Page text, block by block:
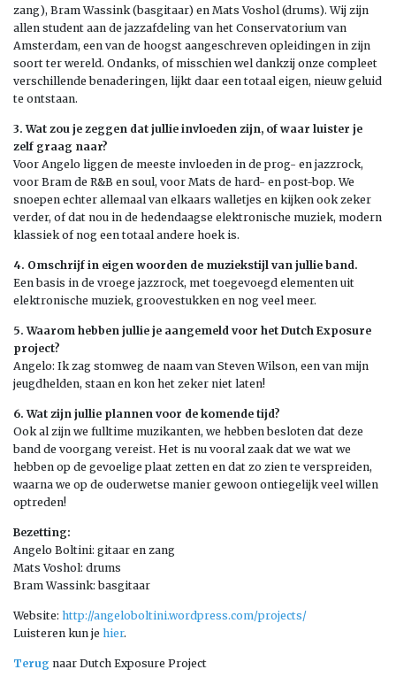
zang), Bram Wassink (basgitaar) en Mats Voshol (drums). Wij zijn
allen student aan de jazzafdeling van het Conservatorium van
Amsterdam, een van de hoogst aangeschreven opleidingen in zijn
soort ter wereld. Ondanks, of misschien wel dankzij onze compleet
verschillende benaderingen, lijkt daar een totaal eigen, nieuw geluid
te ontstaan.
3. Wat zou je zeggen dat jullie invloeden zijn, of waar luister je
zelf graag naar?
Voor Angelo liggen de meeste invloeden in de prog- en jazzrock,
voor Bram de R&B en soul, voor Mats de hard- en post-bop. We
snoepen echter allemaal van elkaars walletjes en kijken ook zeker
verder, of dat nou in de hedendaagse elektronische muziek, modern
klassiek of nog een totaal andere hoek is.
4. Omschrijf in eigen woorden de muziekstijl van jullie band.
Een basis in de vroege jazzrock, met toegevoegd elementen uit
elektronische muziek, groovestukken en nog veel meer.
5. Waarom hebben jullie je aangemeld voor het Dutch Exposure
project?
Angelo: Ik zag stomweg de naam van Steven Wilson, een van mijn
jeugdhelden, staan en kon het zeker niet laten!
6. Wat zijn jullie plannen voor de komende tijd?
Ook al zijn we fulltime muzikanten, we hebben besloten dat deze
band de voorgang vereist. Het is nu vooral zaak dat we wat we
hebben op de gevoelige plaat zetten en dat zo zien te verspreiden,
waarna we op de ouderwetse manier gewoon ontiegelijk veel willen
optreden!
Bezetting:
Angelo Boltini: gitaar en zang
Mats Voshol: drums
Bram Wassink: basgitaar
Website: http://angeloboltini.wordpress.com/projects/
Luisteren kun je hier.
Terug naar Dutch Exposure Project